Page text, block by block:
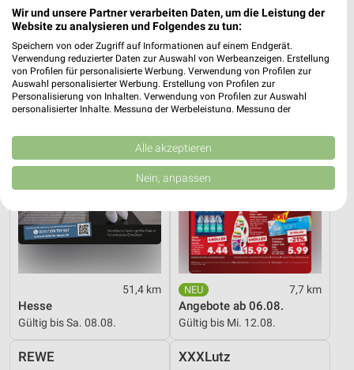
Gültig bis Fr. 14.08. Gültig bis Fr. 14.08.
XXXLutz
51,4 km
Hesse
Gültig bis Sa. 08.08.
Kaufland
7,7 km
Angebote ab 06.08.
Gültig bis Mi. 12.08.
REWE XXXLutz
Wir und unsere Partner verarbeiten Daten, um die Leistung der
Website zu analysieren und Folgendes zu tun:
Speichern von oder Zugriff auf Informationen auf einem Endgerät.
Verwendung reduzierter Daten zur Auswahl von Werbeanzeigen. Erstellung
von Profilen für personalisierte Werbung. Verwendung von Profilen zur
Auswahl personalisierter Werbung. Erstellung von Profilen zur
Personalisierung von Inhalten. Verwendung von Profilen zur Auswahl
personalisierter Inhalte. Messung der Werbeleistung. Messung der
Kombinationen von Daten aus verschiedenen Quellen. Entwicklung und
Verbesserung der Angebote. Verwendung reduzierter Daten zur Auswahl
von Inhalten.
Daten können außerhalb der Europäischen Union weitergegeben und in die
Website/App.
Partnerliste anzeigen (1 IAB-Anbieter)
Wir nutzen Ihre Daten für folgende Zwecke:
IAB-Verarbeitungszwecke:
Speichern von oder Zugriff auf Informationen
auf einem Endgerät
Werbeanzeigen
Alle akzeptieren
Nein, anpassen